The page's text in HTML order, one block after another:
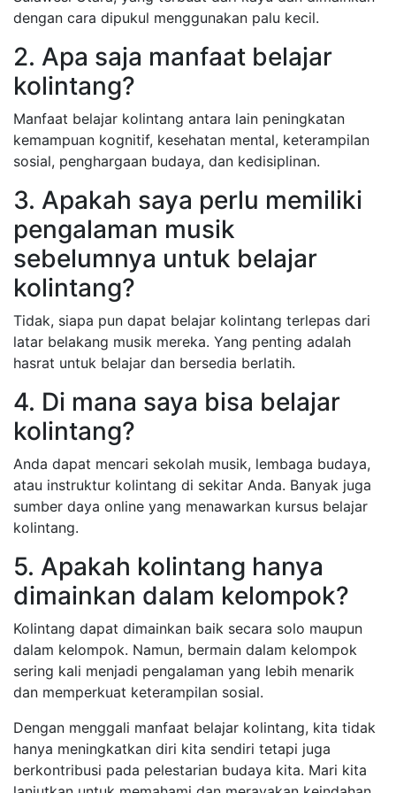
dengan cara dipukul menggunakan palu kecil.
2. Apa saja manfaat belajar
kolintang?
Manfaat belajar kolintang antara lain peningkatan
kemampuan kognitif, kesehatan mental, keterampilan
sosial, penghargaan budaya, dan kedisiplinan.
3. Apakah saya perlu memiliki
pengalaman musik
sebelumnya untuk belajar
kolintang?
Tidak, siapa pun dapat belajar kolintang terlepas dari
latar belakang musik mereka. Yang penting adalah
hasrat untuk belajar dan bersedia berlatih.
4. Di mana saya bisa belajar
kolintang?
Anda dapat mencari sekolah musik, lembaga budaya,
atau instruktur kolintang di sekitar Anda. Banyak juga
sumber daya online yang menawarkan kursus belajar
kolintang.
5. Apakah kolintang hanya
dimainkan dalam kelompok?
Kolintang dapat dimainkan baik secara solo maupun
dalam kelompok. Namun, bermain dalam kelompok
sering kali menjadi pengalaman yang lebih menarik
dan memperkuat keterampilan sosial.
Dengan menggali manfaat belajar kolintang, kita tidak
hanya meningkatkan diri kita sendiri tetapi juga
berkontribusi pada pelestarian budaya kita. Mari kita